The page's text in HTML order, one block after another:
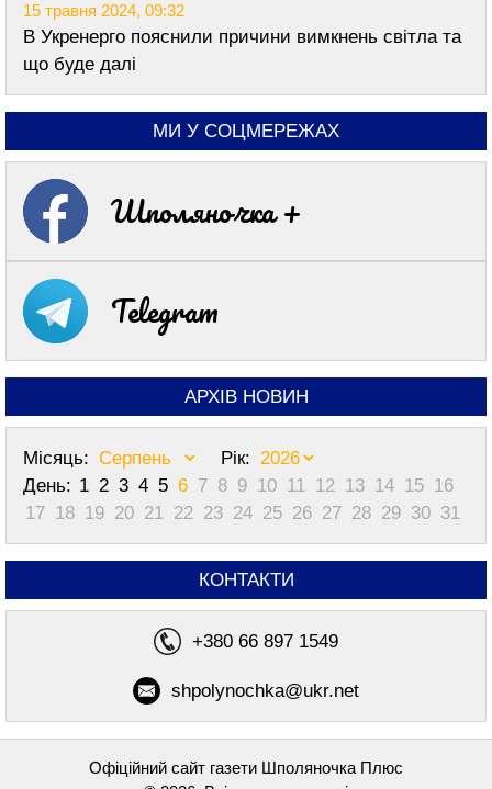
15 травня 2024, 09:32
В Укренерго пояснили причини вимкнень світла та
що буде далі
МИ У СОЦМЕРЕЖАХ
Шполяночка +
Telegram
АРХІВ НОВИН
Місяць:
Рік:
День: 1 2 3 4 5 6 7 8 9 10 11 12 13 14 15 16
17 18 19 20 21 22 23 24 25 26 27 28 29 30 31
КОНТАКТИ
+380 66 897 1549
shpolynochka@ukr.net
Офіційний сайт газети Шполяночка Плюс